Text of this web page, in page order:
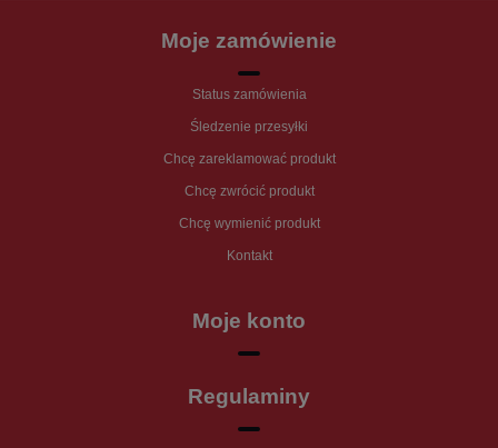
Moje zamówienie
Status zamówienia
Śledzenie przesyłki
Chcę zareklamować produkt
Chcę zwrócić produkt
Chcę wymienić produkt
Kontakt
Moje konto
Regulaminy